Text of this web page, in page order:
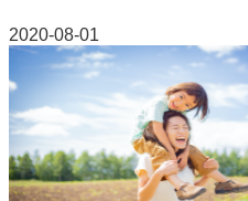
2020-08-01